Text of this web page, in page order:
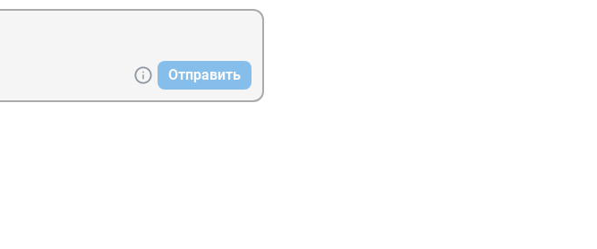
Отправить